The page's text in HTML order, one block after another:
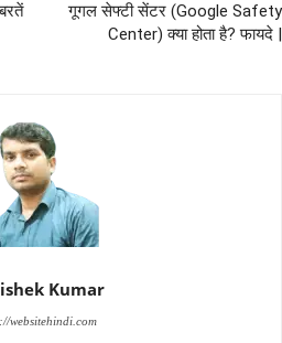
गूगल सेफ्टी सेंटर (Google Safety
Center) क्या होता है? फायदे |
Kumar
websitehindi.com